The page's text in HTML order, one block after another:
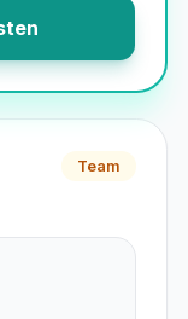
Team